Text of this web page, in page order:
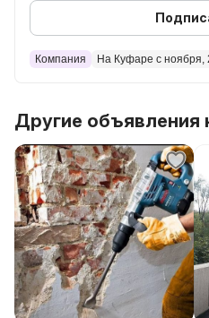
Такую работу мы
до 100м2 делаем за 1-2 дня.
Консультации по телефону
Компания На Куфаре с ноября,
Другие объявления